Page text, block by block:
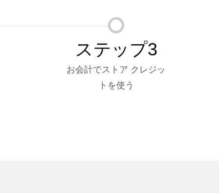
ステップ3
お会計でストア クレジッ
トを使う